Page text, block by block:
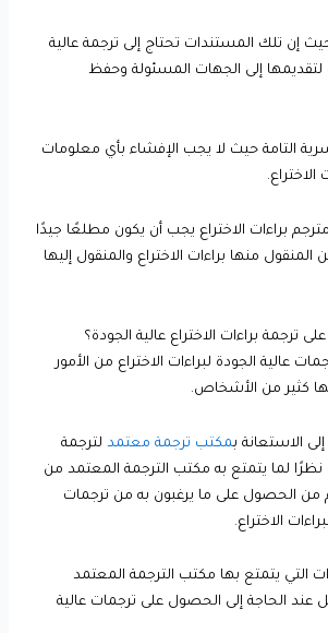
إن تلك المستندات تحتاج إلى ترجمة عالية
إلى الجهات المسئولة وحفظ
التامة حيث لا يجب الإفشاء بأي معلومات
الاختراع.
براءات الاختراع يجب أن يكون مطلعًا جيدًا
المنقول منها براءات الاختراع والمنقول إليها
ترجمة براءات الاختراع عالية الجودة؟
عالية الجودة لبراءات الاختراع من الأمور
كثير من الأشخاص.
الاستعانة بمكتب ترجمة معتمد لترجمة
نظرًا لما يتمتع به مكتب الترجمة المعتمد من
من الحصول على ما يرغبون به من ترجمات
الاختراع.
التي يتمتع بها مكتب الترجمة المعتمد
عند الحاجة إلى الحصول على ترجمات عالية